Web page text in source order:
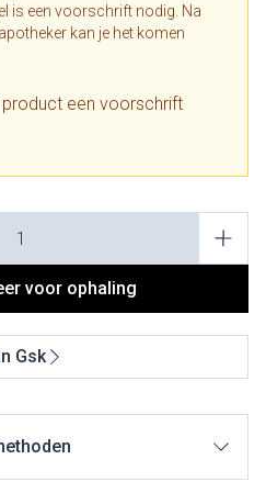
is een voorschrift nodig. Na
kan je het komen
een voorschrift
voor ophaling
Gsk